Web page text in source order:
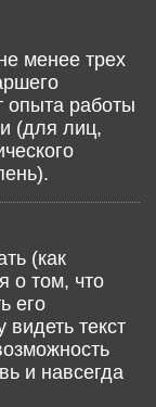
менее трех
опыта работы
(для лиц,
(как
о том, что
его
текст
и навсегда